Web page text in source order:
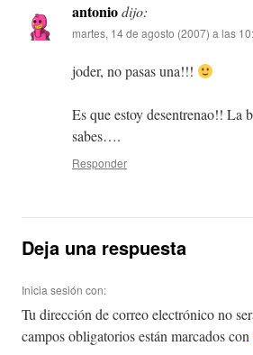
antoniodijo:
martes, 14 de agosto (2007) a las
joder, no pasas una!!!
Es que estoy desentrenao!! La
sabes….
Responder
Deja una respuesta
Inicia sesión con:
Tu dirección de correo electrónico no
campos obligatorios están marcados con